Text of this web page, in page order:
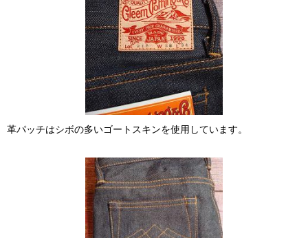
革パッチはシボの多いゴートスキンを使用しています。